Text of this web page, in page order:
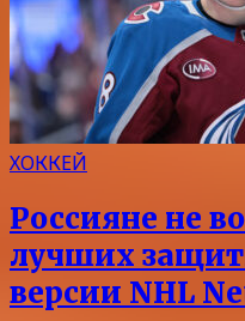
ХОККЕЙ
Россияне не
лучших
версии NHL